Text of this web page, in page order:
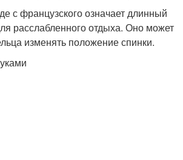
с французского означает длинный
расслабленного отдыха. Оно может
изменять положение спинки.